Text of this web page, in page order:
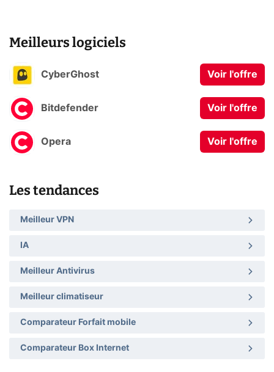
Meilleurs logiciels
CyberGhost Voir l'offre
Bitdefender Voir l'offre
Opera Voir l'offre
Les tendances
Meilleur VPN
IA
Meilleur Antivirus
Meilleur climatiseur
Comparateur Forfait mobile
Comparateur Box Internet